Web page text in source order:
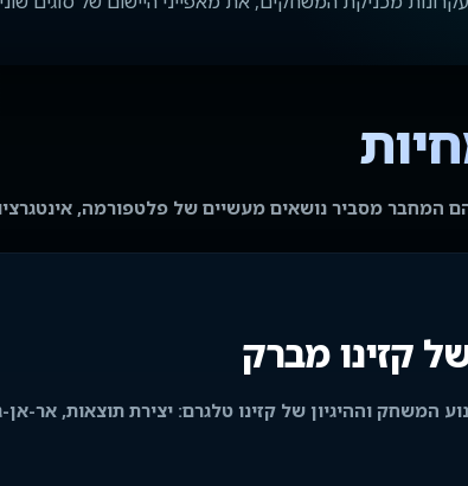
המחבר מסביר נושאים מעשיים של פלטפורמה,
קזינו מברק
המשחק וההיגיון של קזינו טלגרם: יצירת תוצאות, אר-אן-